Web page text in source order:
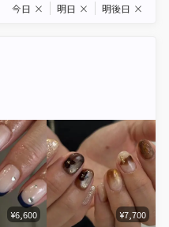
今日 × 明日 × 明後日 ×
¥6,600 ¥7,700